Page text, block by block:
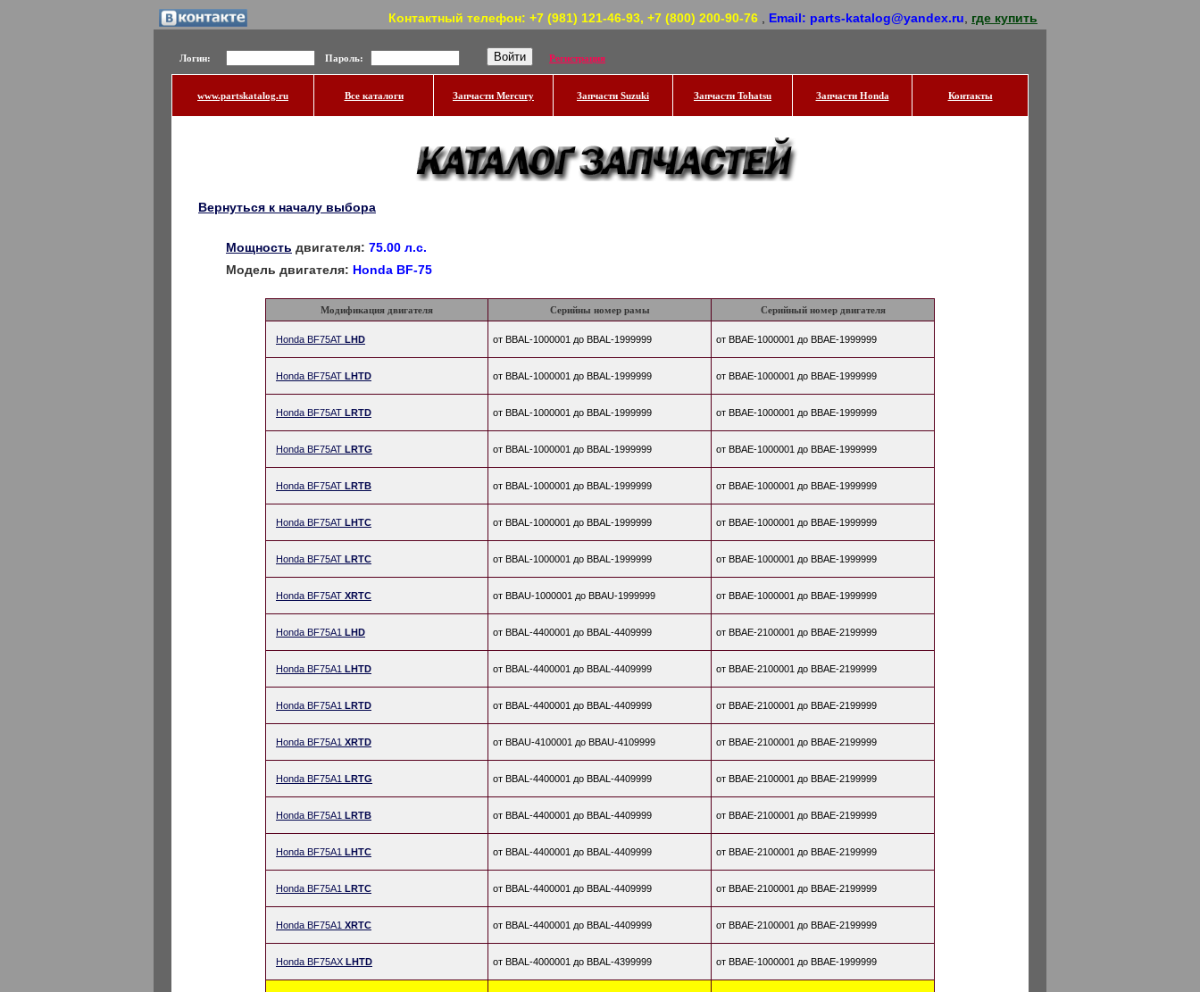
Контактный телефон: +7 (981) 121-46-93, +7 (800) 200-90-76 Email: parts-katalog@yandex.ru где купить
Логин: Пароль: Регистрация
www.partskatalog.ru Все каталоги Запчасти Mercury Запчасти Suzuki Запчасти Tohatsu Запчасти Honda Контакты
Вернуться к началу выбора
Мощность двигателя: 75.00 л.с.
Модель двигателя: Honda BF-75
Модификация двигателя Серийны номер рамы Серийный номер двигателя
Honda BF75AT LHD от BBAL-1000001 до BBAL-1999999 от BBAE-1000001 до BBAE-1999999
Honda BF75AT LHTD от BBAL-1000001 до BBAL-1999999 от BBAE-1000001 до BBAE-1999999
Honda BF75AT LRTD от BBAL-1000001 до BBAL-1999999 от BBAE-1000001 до BBAE-1999999
Honda BF75AT LRTG от BBAL-1000001 до BBAL-1999999 от BBAE-1000001 до BBAE-1999999
Honda BF75AT LRTB от BBAL-1000001 до BBAL-1999999 от BBAE-1000001 до BBAE-1999999
Honda BF75AT LHTC от BBAL-1000001 до BBAL-1999999 от BBAE-1000001 до BBAE-1999999
Honda BF75AT LRTC от BBAL-1000001 до BBAL-1999999 от BBAE-1000001 до BBAE-1999999
Honda BF75AT XRTC от BBAU-1000001 до BBAU-1999999 от BBAE-1000001 до BBAE-1999999
Honda BF75A1 LHD от BBAL-4400001 до BBAL-4409999 от BBAE-2100001 до BBAE-2199999
Honda BF75A1 LHTD от BBAL-4400001 до BBAL-4409999 от BBAE-2100001 до BBAE-2199999
Honda BF75A1 LRTD от BBAL-4400001 до BBAL-4409999 от BBAE-2100001 до BBAE-2199999
Honda BF75A1 XRTD от BBAU-4100001 до BBAU-4109999 от BBAE-2100001 до BBAE-2199999
Honda BF75A1 LRTG от BBAL-4400001 до BBAL-4409999 от BBAE-2100001 до BBAE-2199999
Honda BF75A1 LRTB от BBAL-4400001 до BBAL-4409999 от BBAE-2100001 до BBAE-2199999
Honda BF75A1 LHTC от BBAL-4400001 до BBAL-4409999 от BBAE-2100001 до BBAE-2199999
Honda BF75A1 LRTC от BBAL-4400001 до BBAL-4409999 от BBAE-2100001 до BBAE-2199999
Honda BF75A1 XRTC от BBAL-4400001 до BBAL-4409999 от BBAE-2100001 до BBAE-2199999
Honda BF75AX LHTD от BBAL-4000001 до BBAL-4399999 от BBAE-1000001 до BBAE-1999999